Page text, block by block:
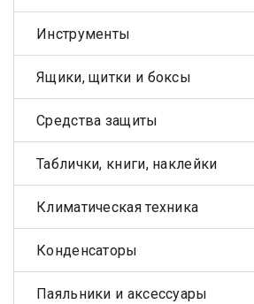
Инструменты
Ящики, щитки и боксы
Средства защиты
Таблички, книги, наклейки
Климатическая техника
Конденсаторы
Паяльники и аксессуары